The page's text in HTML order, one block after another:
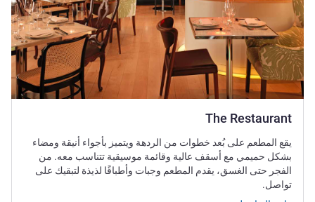
The Restaurant
يقع المطعم على بُعد خطوات من الردهة ويتميز بأجواء أنيقة ومضاء
بشكل حميمي مع أسقف عالية وقائمة موسيقية تتناسب معه. من
الفجر حتى الغسق، يقدم المطعم وجبات وأطباقًا لذيذة لتبقيك على
تواصل.